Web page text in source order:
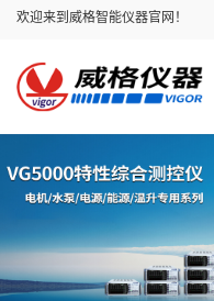
欢迎来到威格智能仪器官网！